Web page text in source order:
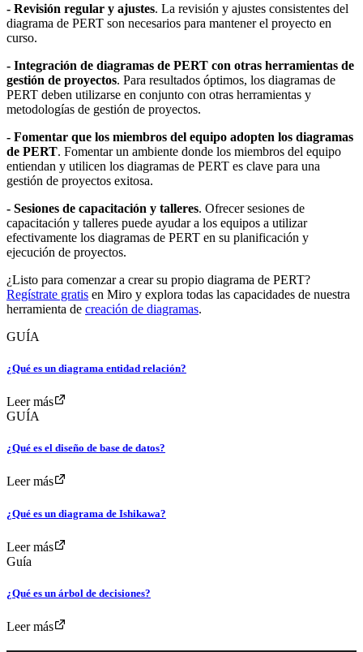
- Revisión regular y ajustes. La revisión y ajustes consistentes del
diagrama de PERT son necesarios para mantener el proyecto en
curso.
- Integración de diagramas de PERT con otras herramientas de
gestión de proyectos. Para resultados óptimos, los diagramas de
PERT deben utilizarse en conjunto con otras herramientas y
metodologías de gestión de proyectos.
- Fomentar que los miembros del equipo adopten los diagramas
de PERT. Fomentar un ambiente donde los miembros del equipo
entiendan y utilicen los diagramas de PERT es clave para una
gestión de proyectos exitosa.
- Sesiones de capacitación y talleres. Ofrecer sesiones de
capacitación y talleres puede ayudar a los equipos a utilizar
efectivamente los diagramas de PERT en su planificación y
ejecución de proyectos.
¿Listo para comenzar a crear su propio diagrama de PERT?
Regístrate gratis en Miro y explora todas las capacidades de nuestra
herramienta de creación de diagramas.
GUÍA
¿Qué es un diagrama entidad relación?
Leer más
GUÍA
¿Qué es el diseño de base de datos?
Leer más
¿Qué es un diagrama de Ishikawa?
Leer más
Guía
¿Qué es un árbol de decisiones?
Leer más